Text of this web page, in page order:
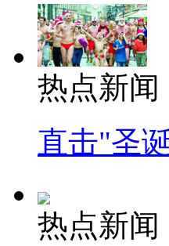
热点新闻
直击"圣
热点新闻